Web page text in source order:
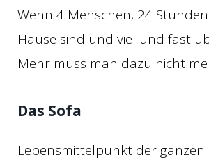
Wenn 4 Menschen, 24
Hause sind und viel und fast
Mehr muss man dazu nicht
Das Sofa
Lebensmittelpunkt der ganzen